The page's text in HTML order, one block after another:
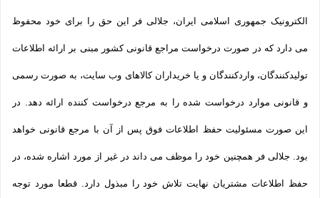
الکترونیک جمهوری اسلامی ایران، جلالی فر این حق را برای خود محفوظ
می دارد که در صورت درخواست مراجع قانونی کشور مبنی بر ارائه اطلاعات
تولیدکنندگان، واردکنندگان و یا خریداران کالاهای وب سایت، به صورت رسمی
و قانونی موارد درخواست شده را به مرجع درخواست کننده ارائه دهد. در
این صورت مسئولیت حفظ اطلاعات فوق پس از آن با مرجع قانونی خواهد
بود. جلالی فر همچنین خود را موظف می داند در غیر از مورد اشاره شده، در
حفظ اطلاعات مشتریان نهایت تلاش خود را مبذول دارد. قطعا مورد توجه